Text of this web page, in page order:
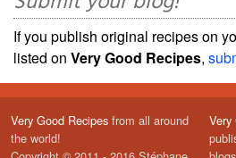
If you publish original recipes on
listed on Very Good Recipes,
Very Good Recipes from all around
the world!
Very